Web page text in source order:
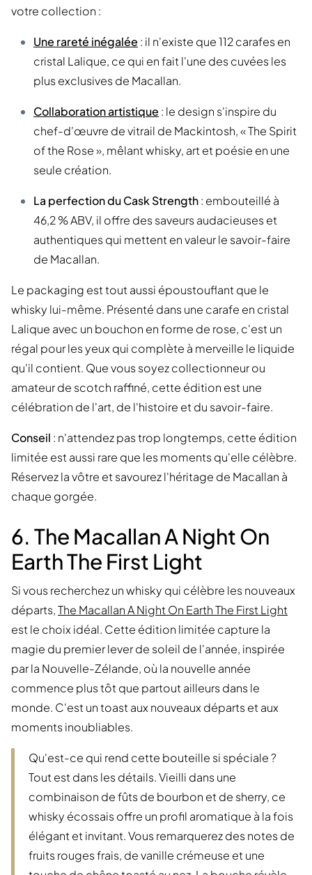
votre collection :
Une rareté inégalée : il n'existe que 112 carafes en
cristal Lalique, ce qui en fait l'une des cuvées les
plus exclusives de Macallan.
Collaboration artistique : le design s'inspire du
chef-d'œuvre de vitrail de Mackintosh, « The Spirit
of the Rose », mêlant whisky, art et poésie en une
seule création.
La perfection du Cask Strength: embouteillé à
46,2 % ABV, il offre des saveurs audacieuses et
authentiques qui mettent en valeur le savoir-faire
de Macallan.
Le packaging est tout aussi époustouflant que le
whisky lui-même. Présenté dans une carafe en cristal
Lalique avec un bouchon en forme de rose, c'est un
régal pour les yeux qui complète à merveille le liquide
qu'il contient. Que vous soyez collectionneur ou
amateur de scotch raffiné, cette édition est une
célébration de l'art, de l'histoire et du savoir-faire.
Conseil : n'attendez pas trop longtemps, cette édition
limitée est aussi rare que les moments qu'elle célèbre.
Réservez la vôtre et savourez l'héritage de Macallan à
chaque gorgée.
6. The Macallan A Night On
Earth The First Light
Si vous recherchez un whisky qui célèbre les nouveaux
départs,The Macallan A Night On Earth The First Light
est le choix idéal. Cette édition limitée capture la
magie du premier lever de soleil de l'année, inspirée
par la Nouvelle-Zélande, où la nouvelle année
commence plus tôt que partout ailleurs dans le
monde. C'est un toast aux nouveaux départs et aux
moments inoubliables.
Qu'est-ce qui rend cette bouteille si spéciale ?
Tout est dans les détails. Vieilli dans une
combinaison de fûts de bourbon et de sherry, ce
whisky écossais offre un profil aromatique à la fois
élégant et invitant. Vous remarquerez des notes de
fruits rouges frais, de vanille crémeuse et une